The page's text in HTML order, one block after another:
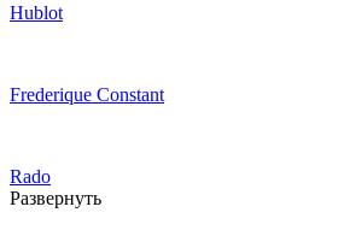
Hublot
Frederique Constant
Rado
Развернуть